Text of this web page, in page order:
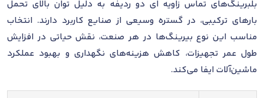
بلبرینگ‌های تماس زاویه ای دو ردیفه به دلیل توان بالای تحمل
بارهای ترکیبی، در گستره وسیعی از صنایع کاربرد دارند. انتخاب
مناسب این نوع بیرینگ‌ها در هر صنعت، نقش حیاتی در افزایش
طول عمر تجهیزات، کاهش هزینه‌های نگهداری و بهبود عملکرد
ماشین‌آلات ایفا می‌کند.